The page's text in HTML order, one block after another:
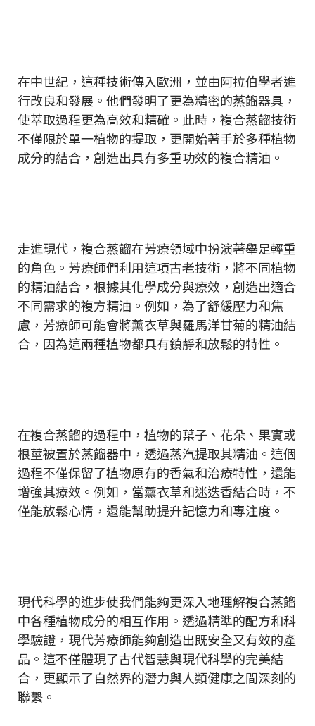
在中世紀，這種技術傳入歐洲，並由阿拉伯學者進
行改良和發展。他們發明了更為精密的蒸餾器具，
使萃取過程更為高效和精確。此時，複合蒸餾技術
不僅限於單一植物的提取，更開始著手於多種植物
成分的結合，創造出具有多重功效的複合精油。
走進現代，複合蒸餾在芳療領域中扮演著舉足輕重
的角色。芳療師們利用這項古老技術，將不同植物
的精油結合，根據其化學成分與療效，創造出適合
不同需求的複方精油。例如，為了舒緩壓力和焦
慮，芳療師可能會將薰衣草與羅馬洋甘菊的精油結
合，因為這兩種植物都具有鎮靜和放鬆的特性。
在複合蒸餾的過程中，植物的葉子、花朵、果實或
根莖被置於蒸餾器中，透過蒸汽提取其精油。這個
過程不僅保留了植物原有的香氣和治療特性，還能
增強其療效。例如，當薰衣草和迷迭香結合時，不
僅能放鬆心情，還能幫助提升記憶力和專注度。
現代科學的進步使我們能夠更深入地理解複合蒸餾
中各種植物成分的相互作用。透過精準的配方和科
學驗證，現代芳療師能夠創造出既安全又有效的產
品。這不僅體現了古代智慧與現代科學的完美結
合，更顯示了自然界的潛力與人類健康之間深刻的
聯繫。